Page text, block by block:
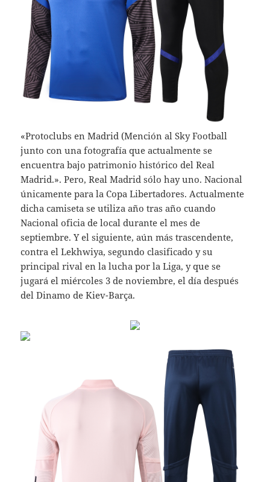
«Protoclubs en Madrid (Mención al Sky Football
junto con una fotografía que actualmente se
encuentra bajo patrimonio histórico del Real
Madrid.». Pero, Real Madrid sólo hay uno. Nacional
únicamente para la Copa Libertadores. Actualmente
dicha camiseta se utiliza año tras año cuando
Nacional oficia de local durante el mes de
septiembre. Y el siguiente, aún más trascendente,
contra el Lekhwiya, segundo clasificado y su
principal rival en la lucha por la Liga, y que se
jugará el miércoles 3 de noviembre, el día después
del Dinamo de Kiev-Barça.